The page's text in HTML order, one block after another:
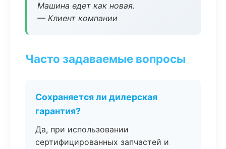
Машина едет как новая.
— Клиент компании
Часто задаваемые вопросы
Сохраняется ли дилерская
гарантия?
Да, при использовании
сертифицированных запчастей и